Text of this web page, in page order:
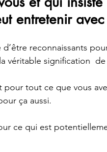
entretenir
d’être reconnaissants
véritable signification
pour tout ce que vous
ça aussi.
ce qui est